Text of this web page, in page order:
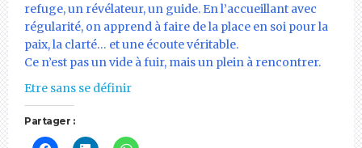
refuge, un révélateur, un guide. En l’accueillant avec
régularité, on apprend à faire de la place en soi pour la
paix, la clarté… et une écoute véritable.
Ce n’est pas un vide à fuir, mais un plein à rencontrer.
Etre sans se définir
Partager :